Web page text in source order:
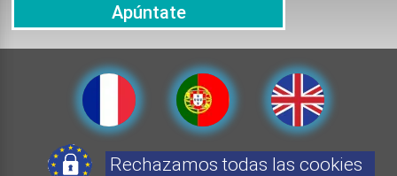
Apúntate
Rechazamos todas las cookies